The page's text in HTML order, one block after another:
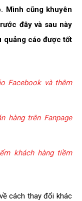
Mình cũng khuyên
đây và sau này
quảng cáo được tốt
Facebook và thêm
hàng trên Fanpage
khách hàng tiềm
cách thay đổi khác